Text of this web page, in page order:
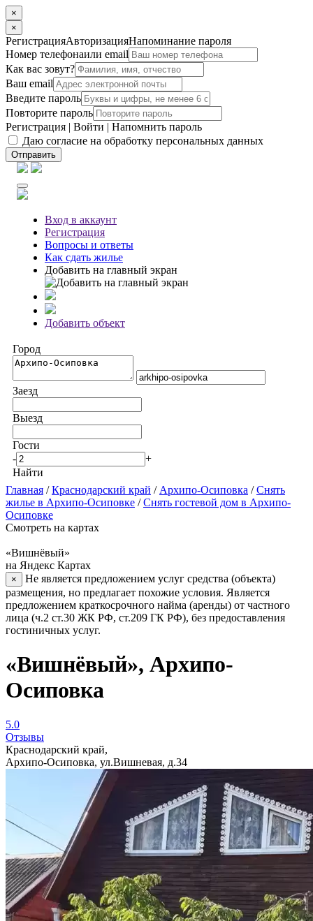
×
×
РегистрацияАвторизацияНапоминание пароля
Номер телефонаили email
Как вас зовут?
Ваш email
Введите пароль
Повторите пароль
Регистрация | Войти | Напомнить пароль
Даю согласие на обработку персональных данных
Отправить
Вход в аккаунт
Регистрация
Вопросы и ответы
Как сдать жилье
Добавить на главный экран
Добавить объект
Город
Заезд
Выезд
Гости
-
+
Найти
Главная /Краснодарский край / Архипо-Осиповка /Снять
жилье в Архипо-Осиповке /Снять гостевой дом в Архипо-
Осиповке
Смотреть на картах
«Вишнёвый»
на Яндекс Картах
×
Не является предложением услуг средства (объекта)
размещения, но предлагает похожие условия. Является
предложением краткосрочного найма (аренды) от частного
лица (ч.2 ст.30 ЖК РФ, ст.209 ГК РФ), без предоставления
гостиничных услуг.
«Вишнёвый», Архипо-
Осиповка
5.0
Отзывы
Краснодарский край,
Архипо-Осиповка, ул.Вишневая, д.34